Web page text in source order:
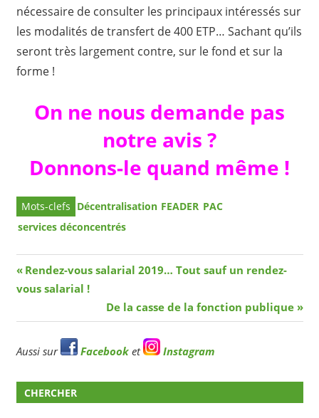
nécessaire de consulter les principaux intéressés sur
les modalités de transfert de 400 ETP… Sachant qu’ils
seront très largement contre, sur le fond et sur la
forme !
On ne nous demande pas
notre avis ?
Donnons-le quand même !
Décentralisation FEADER PAC
services déconcentrés
Navigation
de
l’article
Article
précédent
Rendez-vous salarial 2019… Tout sauf un rendez-
vous salarial !
Article
suivant
De la casse de la fonction publique
Aussi sur Facebooket Instagram
CHERCHER